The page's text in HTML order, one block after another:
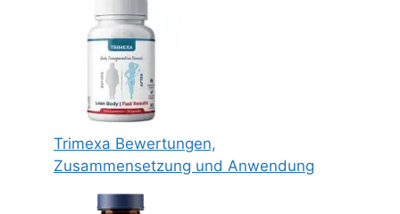
Trimexa Bewertungen,
Zusammensetzung und Anwendung